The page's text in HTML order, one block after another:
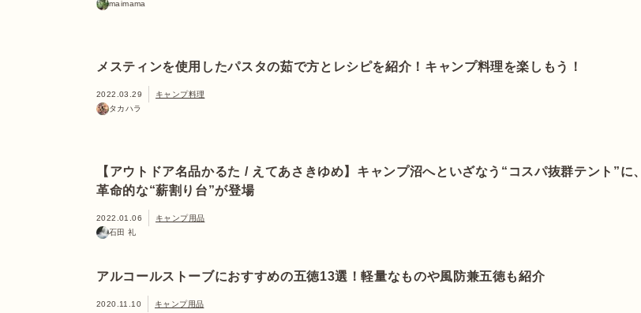
maimama
メスティンを使用したパスタの茹で方とレシピを紹介！キャンプ料理を楽しもう！
2022.03.29
キャンプ料理
タカハラ
【アウトドア名品かるた / えてあさきゆめ】キャンプ沼へといざなう“コスパ抜群テント”に、
革命的な“薪割り台”が登場
2022.01.06
キャンプ用品
石田 礼
アルコールストーブにおすすめの五徳13選！軽量なものや風防兼五徳も紹介
2020.11.10
キャンプ用品